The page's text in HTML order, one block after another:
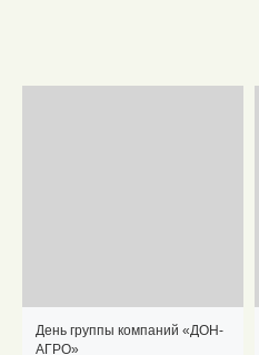
День группы компаний «ДОН-
АГРО»